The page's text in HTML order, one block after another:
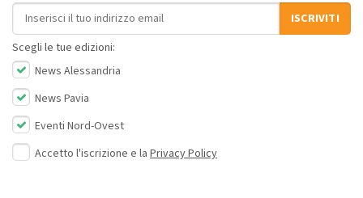
Indirizzo email
ISCRIVITI
Scegli le tue edizioni:
News Alessandria
News Pavia
Eventi Nord-Ovest
Accetto l'iscrizione e la Privacy Policy